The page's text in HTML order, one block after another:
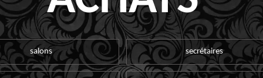
salons secrétaires